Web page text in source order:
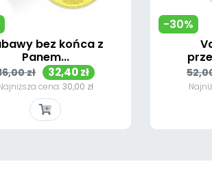
bez końca z
Panem...
zł Cena
32,40 zł
cena:30,00 zł
Szybki podgląd
-30%